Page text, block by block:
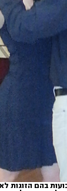
בהם הזוגות לא